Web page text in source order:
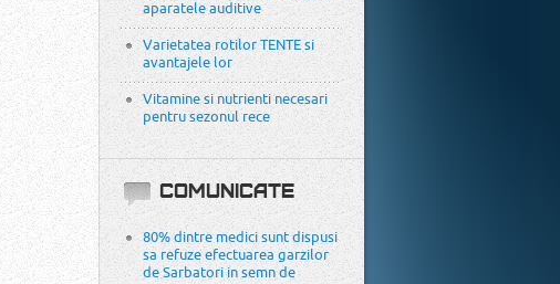
aparatele auditive
Varietatea rotilor TENTE si
avantajele lor
Vitamine si nutrienti necesari
pentru sezonul rece
COMUNICATE
80% dintre medici sunt dispusi
sa refuze efectuarea garzilor
de Sarbatori in semn de